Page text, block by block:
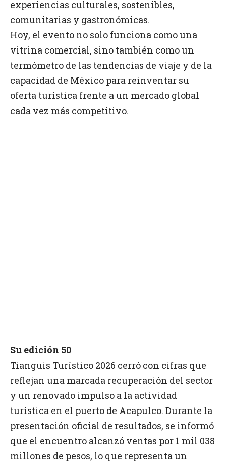
experiencias culturales, sostenibles,
comunitarias y gastronómicas.
Hoy, el evento no solo funciona como una
vitrina comercial, sino también como un
termómetro de las tendencias de viaje y de la
capacidad de México para reinventar su
oferta turística frente a un mercado global
cada vez más competitivo.
Su edición 50
Tianguis Turístico 2026 cerró con cifras que
reflejan una marcada recuperación del sector
y un renovado impulso a la actividad
turística en el puerto de Acapulco. Durante la
presentación oficial de resultados, se informó
que el encuentro alcanzó ventas por 1 mil 038
millones de pesos, lo que representa un